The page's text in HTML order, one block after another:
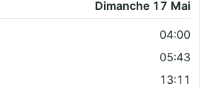
Dimanche 17 Mai
04:00
05:43
13:11